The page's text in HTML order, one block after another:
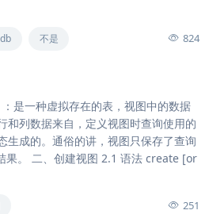
不是 824
是一种虚拟存在的表，视图中的数据
和列数据来自，定义视图时查询使用的
生成的。通俗的讲，视图只保存了查询
果。 二、创建视图 2.1 语法 create [or
251